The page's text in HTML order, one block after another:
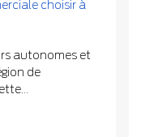
autonomes et
de